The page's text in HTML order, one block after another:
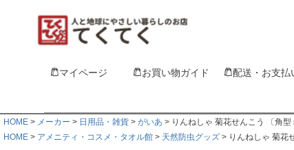
マイページ お買い物ガイド 配送・お支払
HOME メーカー 日用品・雑貨 がいあ
りんねしゃ 菊花せんこう 〔角
HOME
アメニティ・コスメ・タオル館 天然防虫グッズ りんねしゃ 菊花